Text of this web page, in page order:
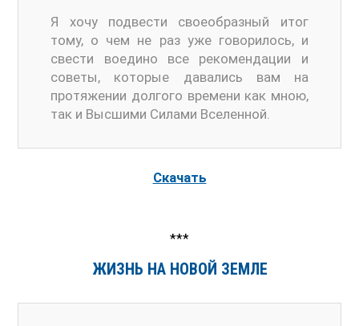
Я хочу подвести своеобразный итог
тому, о чем не раз уже говорилось, и
свести воедино все рекомендации и
советы, которые давались вам на
протяжении долгого времени как мною,
так и Высшими Силами Вселенной.
Скачать
***
ЖИЗНЬ НА НОВОЙ ЗЕМЛЕ